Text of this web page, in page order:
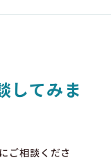
してみま
ご相談くださ